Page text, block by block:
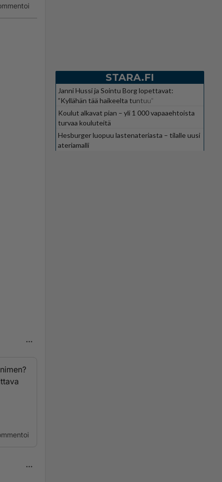
STARA.FI
Janni Hussi ja Sointu Borg lopettavat:
”Kyllähän tää haikeelta tuntuu”
Koulut alkavat pian – yli 1 000 vapaaehtoista
turvaa kouluteitä
Hesburger luopuu lastenateriasta – tilalle uusi
ateriamalli